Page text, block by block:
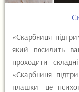
«Скарбниця
який посилить
проходити
«Скарбниця
плашки, це